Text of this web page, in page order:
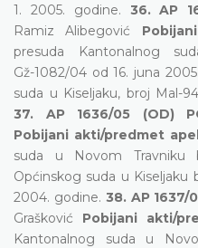
1. 2005. godine. 36. AP
Ramiz Alibegović
presuda Kantonalnog
Gž-1082/04 od 16. juna
suda u Kiseljaku, broj Mal-
37. AP 1636/05 (OD)
Pobijani akti/predmet
suda u Novom Travniku
Općinskog suda u Kiseljaku
2004. godine. 38. AP 1637/
Grašković Pobijani akti/
Kantonalnog suda u